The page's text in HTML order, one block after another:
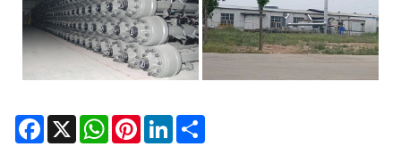
Facebook
X WhatsAppPinterestLinkedIn